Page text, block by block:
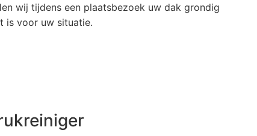
wij tijdens een plaatsbezoek uw dak grondig
is voor uw situatie.